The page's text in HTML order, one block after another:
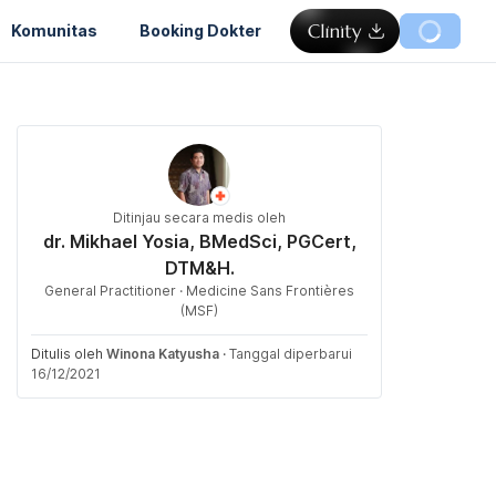
Komunitas Booking Dokter
Ditinjau secara medis oleh
dr. Mikhael Yosia, BMedSci, PGCert,
DTM&H.
General Practitioner · Medicine Sans Frontières
(MSF)
Ditulis oleh Winona Katyusha · Tanggal diperbarui
16/12/2021